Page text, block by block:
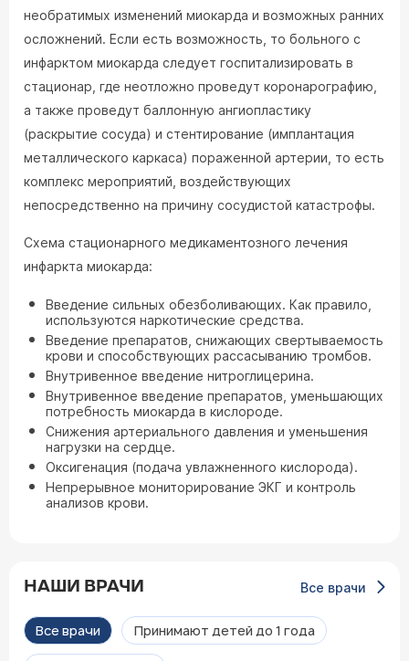
необратимых изменений миокарда и возможных ранних
осложнений. Если есть возможность, то больного с
инфарктом миокарда следует госпитализировать в
стационар, где неотложно проведут коронарографию,
а также проведут баллонную ангиопластику
(раскрытие сосуда) и стентирование (имплантация
металлического каркаса) пораженной артерии, то есть
комплекс мероприятий, воздействующих
непосредственно на причину сосудистой катастрофы.
Схема стационарного медикаментозного лечения
инфаркта миокарда:
Введение сильных обезболивающих. Как правило,
используются наркотические средства.
Введение препаратов, снижающих свертываемость
крови и способствующих рассасыванию тромбов.
Внутривенное введение нитроглицерина.
Внутривенное введение препаратов, уменьшающих
потребность миокарда в кислороде.
Снижения артериального давления и уменьшения
нагрузки на сердце.
Оксигенация (подача увлажненного кислорода).
Непрерывное мониторирование ЭКГ и контроль
анализов крови.
НАШИ ВРАЧИ Все врачи
Все врачи Принимают детей до 1 года